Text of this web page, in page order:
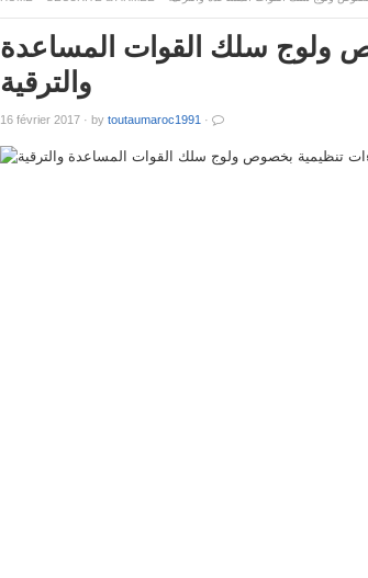
ولوج سلك القوات المساعدة
والترقية
16 février 2017 · by toutaumaroc1991 ·